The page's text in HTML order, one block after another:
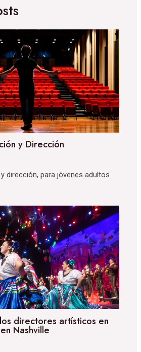
y Dirección
dirección, para jóvenes adultos
directores artísticos en
Nashville